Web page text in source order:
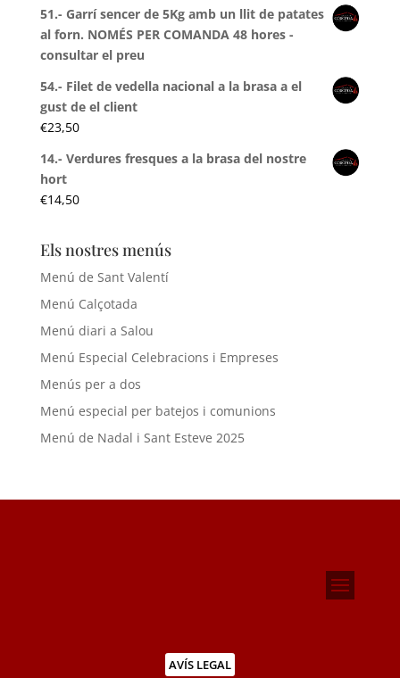
51.- Garrí sencer de 5Kg amb un llit de patates
al forn. NOMÉS PER COMANDA 48 hores -
consultar el preu
54.- Filet de vedella nacional a la brasa a el
gust de el client
€23,50
14.- Verdures fresques a la brasa del nostre
hort
€14,50
Els nostres menús
Menú de Sant Valentí
Menú Calçotada
Menú diari a Salou
Menú Especial Celebracions i Empreses
Menús per a dos
Menú especial per batejos i comunions
Menú de Nadal i Sant Esteve 2025
AVÍS LEGAL